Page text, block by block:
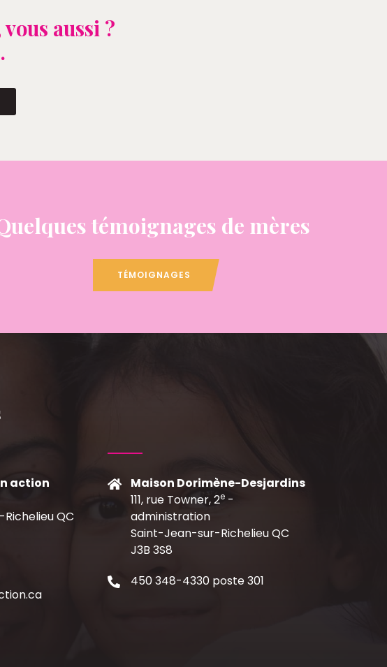
aussi ?
témoignages de mères
TÉMOIGNAGES
action
QC
Maison Dorimène-Desjardins
111, rue Towner, 2e -
administration
Saint-Jean-sur-Richelieu QC
J3B 3S8
450 348-4330 poste 301